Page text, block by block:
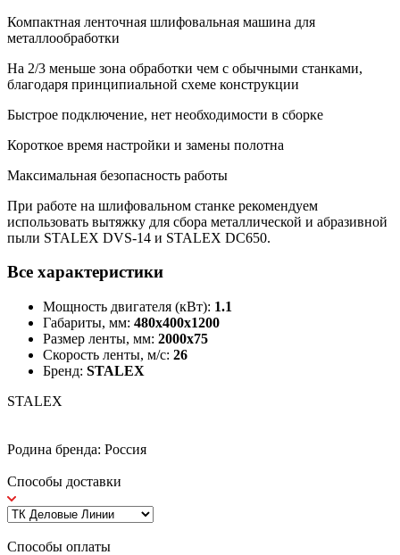
Компактная ленточная шлифовальная машина для
металлообработки
На 2/3 меньше зона обработки чем с обычными станками,
благодаря принципиальной схеме конструкции
Быстрое подключение, нет необходимости в сборке
Короткое время настройки и замены полотна
Максимальная безопасность работы
При работе на шлифовальном станке рекомендуем
использовать вытяжку для сбора металлической и абразивной
пыли STALEX DVS-14 и STALEX DC650.
Все характеристики
Мощность двигателя (кВт): 1.1
Габариты, мм: 480х400х1200
Размер ленты, мм: 2000х75
Скорость ленты, м/c: 26
Бренд: STALEX
STALEX
Родина бренда: Россия
Способы доставки
Способы оплаты